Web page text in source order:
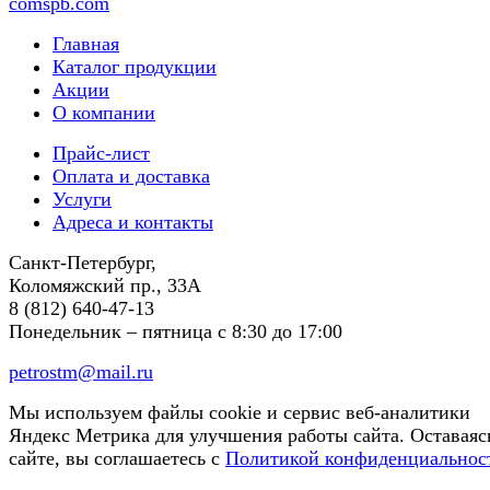
Главная
Каталог продукции
Акции
О компании
Прайс-лист
Оплата и доставка
Услуги
Адреса и контакты
Санкт-Петербург,
Коломяжский пр., 33А
8 (812) 640-47-13
Понедельник – пятница с 8:30 до 17:00
petrostm@mail.ru
Мы используем файлы cookie и сервис веб-аналитики
Яндекс Метрика для улучшения работы сайта.
сайте, вы соглашаетесь с Политикой